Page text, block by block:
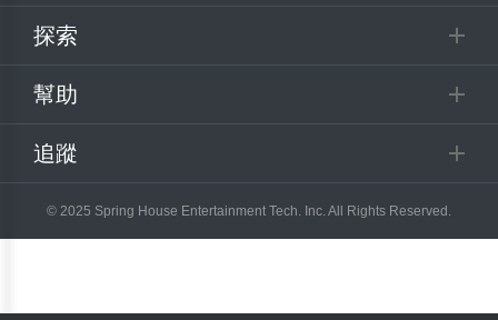
探索
幫助
追蹤
© 2025 Spring House Entertainment Tech. Inc. All Rights Reserved.